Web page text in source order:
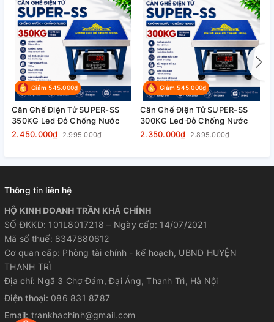
✔ Chống nước tốt → dùng ổn định trong
chợ, nhà hàng
✔ Chốt số nhanh (Hold) → giữ kết quả dù
hàng rung/lắc
✔ Độ chính xác cao → hạn chế thất thoát
khi bán hàng
✔ Khung chắc chắn → chịu tải lớn, dùng
Giảm 545.000₫
Cân Ghế Điện Tử SUPER-SS
350KG Led Đỏ Chống Nước
2.450.000₫ 2.995.000₫
Giảm 545.000₫
Cân Ghế Điện Tử SUPER-SS
300KG Led Đỏ Chống Nước
2.350.000₫ 2.895.000₫
Thông tin liên hệ
HỘ KINH DOANH TRẦN KHẢ CHÍNH
SỐ ĐKKD: 101L8017218 – Ngày cấp: 14/07/2021
Mã số thuế: 8347880612
Cơ quan cấp: Phòng tài chính - kế hoạch, UBND HUYỆN
THANH TRÌ
Địa chỉ: Ngã 3 Chợ Đám, Đại Áng, Thanh Trì, Hà Nội
Điện thoại: 086 831 8787
Email: trankhachinh@gmail.com